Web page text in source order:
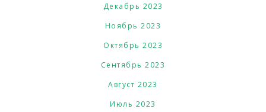
Декабрь 2023
Ноябрь 2023
Октябрь 2023
Сентябрь 2023
Август 2023
Июль 2023